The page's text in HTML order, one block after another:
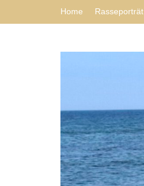
Home Rasseporträt